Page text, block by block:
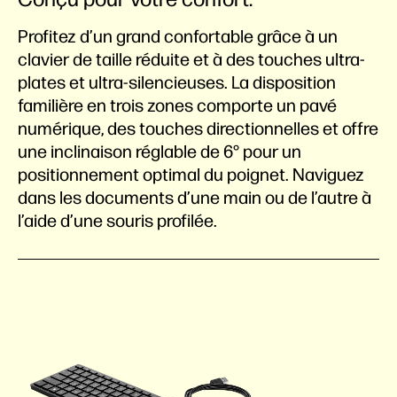
Profitez d’un grand confortable grâce à un
clavier de taille réduite et à des touches ultra-
plates et ultra-silencieuses. La disposition
familière en trois zones comporte un pavé
numérique, des touches directionnelles et offre
une inclinaison réglable de 6° pour un
positionnement optimal du poignet. Naviguez
dans les documents d’une main ou de l’autre à
l’aide d’une souris profilée.